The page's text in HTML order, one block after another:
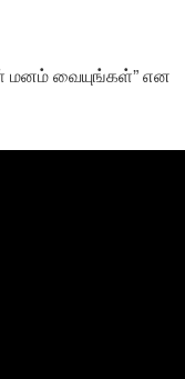
மனம் வையுங்கள்” என